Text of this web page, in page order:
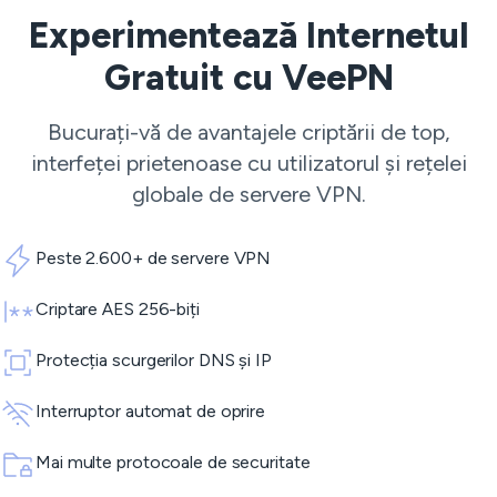
Experimentează Internetul
Gratuit cu VeePN
Bucurați-vă de avantajele criptării de top,
interfeței prietenoase cu utilizatorul și rețelei
globale de servere VPN.
Peste 2.600+ de servere VPN
Criptare AES 256-biți
Protecția scurgerilor DNS și IP
Interruptor automat de oprire
Mai multe protocoale de securitate